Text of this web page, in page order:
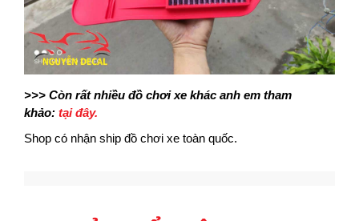
>>> Còn rất nhiều đồ chơi xe khác anh em tham
khảo: tại đây.
Shop có nhận ship đồ chơi xe toàn quốc.